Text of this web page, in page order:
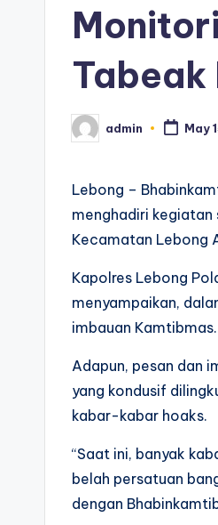
Tabeak
Posted
by
admin May
Lebong –
menghadiri kegiatan
Kecamatan Lebong
Kapolres Lebong
menyampaikan,
imbauan Kamtibmas.
Adapun, pesan dan
yang kondusif
kabar-kabar hoaks.
“Saat ini, banyak
belah persatuan
dengan